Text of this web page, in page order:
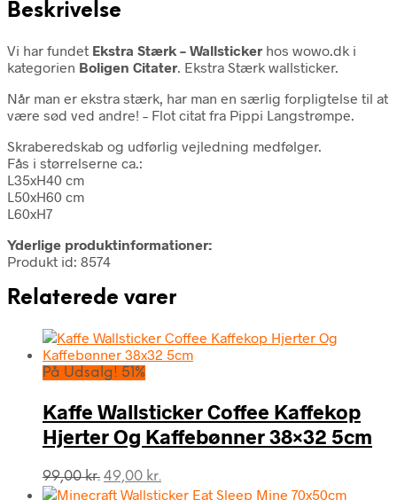
Beskrivelse
Vi har fundet Ekstra Stærk – Wallsticker hos wowo.dk i
kategorien Boligen Citater. Ekstra Stærk wallsticker.
Når man er ekstra stærk, har man en særlig forpligtelse til at
være sød ved andre! – Flot citat fra Pippi Langstrømpe.
Skraberedskab og udførlig vejledning medfølger.
Fås i størrelserne ca.:
L35xH40 cm
L50xH60 cm
L60xH7
Yderlige produktinformationer:
Produkt id: 8574
Relaterede varer
På Udsalg! 51%
Kaffe Wallsticker Coffee Kaffekop
Hjerter Og Kaffebønner 38×32 5cm
99,00kr. Den
oprindelige
49,00 kr.
aktuelle